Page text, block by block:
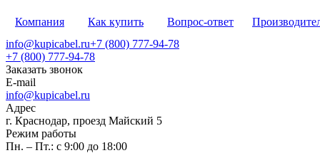
Компания Как купить Вопрос-ответ
info@kupicabel.ru+7 (800) 777-94-78
+7 (800) 777-94-78
Заказать звонок
E-mail
info@kupicabel.ru
Адрес
г. Краснодар, проезд Майский 5
Режим работы
Пн. – Пт.: с 9:00 до 18:00